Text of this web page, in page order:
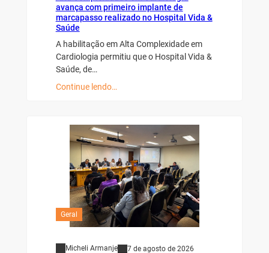
avança com primeiro implante de
marcapasso realizado no Hospital Vida &
Saúde
A habilitação em Alta Complexidade em
Cardiologia permitiu que o Hospital Vida &
Saúde, de…
Continue lendo…
Geral
Micheli Armanje 7 de agosto de 2026